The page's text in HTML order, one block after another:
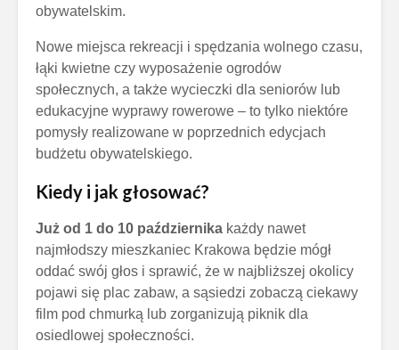
obywatelskim.
Nowe miejsca rekreacji i spędzania wolnego czasu,
łąki kwietne czy wyposażenie ogrodów
społecznych, a także wycieczki dla seniorów lub
edukacyjne wyprawy rowerowe – to tylko niektóre
pomysły realizowane w poprzednich edycjach
budżetu obywatelskiego.
Kiedy i jak głosować?
Już od 1 do 10 października każdy nawet
najmłodszy mieszkaniec Krakowa będzie mógł
oddać swój głos i sprawić, że w najbliższej okolicy
pojawi się plac zabaw, a sąsiedzi zobaczą ciekawy
film pod chmurką lub zorganizują piknik dla
osiedlowej społeczności.